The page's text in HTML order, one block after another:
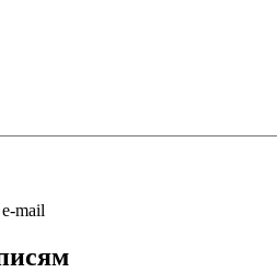
mail